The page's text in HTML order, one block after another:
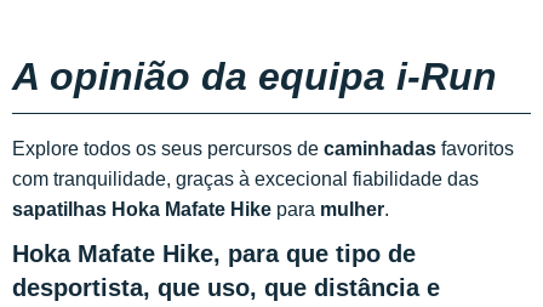
A opinião da equipa i-Run
Explore todos os seus percursos de caminhadas favoritos
com tranquilidade, graças à excecional fiabilidade das
sapatilhas Hoka Mafate Hike para mulher.
Hoka Mafate Hike, para que tipo de
desportista, que uso, que distância e